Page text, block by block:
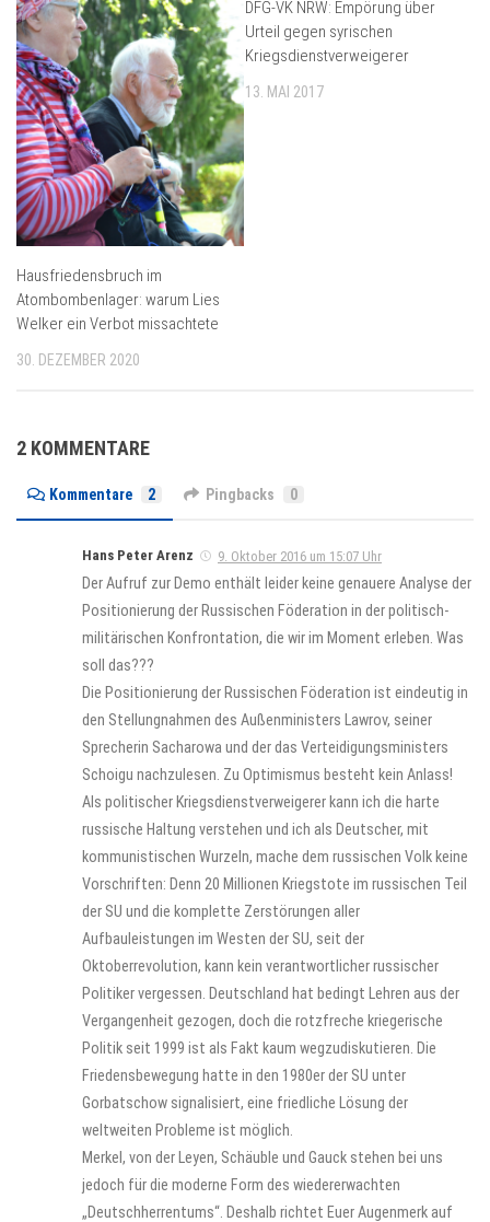
Hausfriedensbruch im
Atombombenlager: warum Lies
Welker ein Verbot missachtete
30. DEZEMBER 2020
DFG-VK NRW: Empörung über
Urteil gegen syrischen
Kriegsdienstverweigerer
13. MAI 2017
2 KOMMENTARE
Kommentare 2 Pingbacks 0
Hans Peter Arenz 9. Oktober 2016 um 15:07 Uhr
Der Aufruf zur Demo enthält leider keine genauere Analyse der
Positionierung der Russischen Föderation in der politisch-
militärischen Konfrontation, die wir im Moment erleben. Was
soll das???
Die Positionierung der Russischen Föderation ist eindeutig in
den Stellungnahmen des Außenministers Lawrov, seiner
Sprecherin Sacharowa und der das Verteidigungsministers
Schoigu nachzulesen. Zu Optimismus besteht kein Anlass!
Als politischer Kriegsdienstverweigerer kann ich die harte
russische Haltung verstehen und ich als Deutscher, mit
kommunistischen Wurzeln, mache dem russischen Volk keine
Vorschriften: Denn 20 Millionen Kriegstote im russischen Teil
der SU und die komplette Zerstörungen aller
Aufbauleistungen im Westen der SU, seit der
Oktoberrevolution, kann kein verantwortlicher russischer
Politiker vergessen. Deutschland hat bedingt Lehren aus der
Vergangenheit gezogen, doch die rotzfreche kriegerische
Politik seit 1999 ist als Fakt kaum wegzudiskutieren. Die
Friedensbewegung hatte in den 1980er der SU unter
Gorbatschow signalisiert, eine friedliche Lösung der
weltweiten Probleme ist möglich.
Merkel, von der Leyen, Schäuble und Gauck stehen bei uns
jedoch für die moderne Form des wiedererwachten
„Deutschherrentums“. Deshalb richtet Euer Augenmerk auf